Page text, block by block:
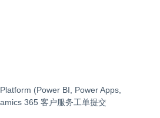
(Power BI, Power Apps,
365 客户服务工单提交